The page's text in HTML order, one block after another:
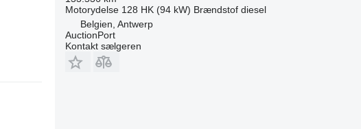
Motorydelse 128 HK (94 kW) Brændstof diesel
Belgien, Antwerp
AuctionPort
Kontakt sælgeren